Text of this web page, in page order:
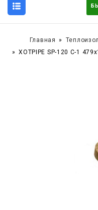
Главная
XOTPIPE SP-120 C-1